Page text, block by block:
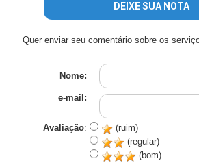
DEIXE SUA NOTA
Quer enviar seu comentário sobre os
Nome:
e-mail:
Avaliação:
(ruim)
(regular)
(bom)